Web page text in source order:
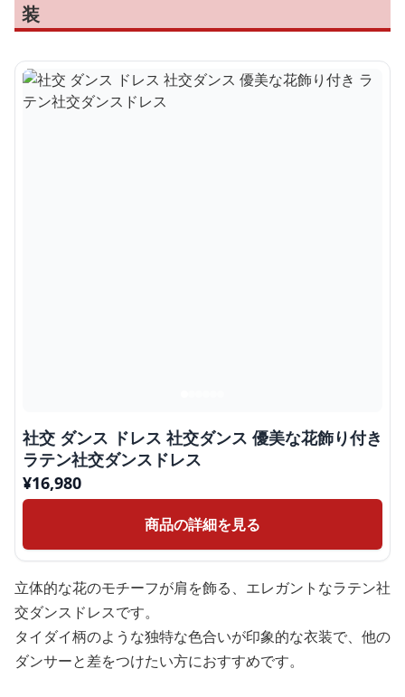
装
社交 ダンス ドレス 社交ダンス 優美な花飾り付き
ラテン社交ダンスドレス
¥16,980
商品の詳細を見る
立体的な花のモチーフが肩を飾る、エレガントなラテン社
交ダンスドレスです。
タイダイ柄のような独特な色合いが印象的な衣装で、他の
ダンサーと差をつけたい方におすすめです。